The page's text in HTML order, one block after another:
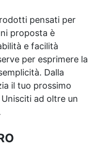
pensati per
proposta è
e facilità
per esprimere la
Dalla
il tuo prossimo
ad oltre un